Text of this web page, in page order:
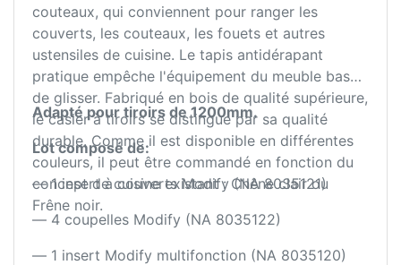
couteaux, qui conviennent pour ranger les
couverts, les couteaux, les fouets et autres
ustensiles de cuisine. Le tapis antidérapant
pratique empêche l'équipement du meuble bas
de glisser. Fabriqué en bois de qualité supérieure,
le casier à tiroirs se distingue par sa qualité
durable. Comme il est disponible en différentes
couleurs, il peut être commandé en fonction du
concept de cuisine existant : Chêne clair ou
Frêne noir.
Adapté pour tiroirs de 1200mm.
Lot composé de:
— 1 insert à couverts Modify (NA 8035121)
— 4 coupelles Modify (NA 8035122)
— 1 insert Modify multifonction (NA 8035120)